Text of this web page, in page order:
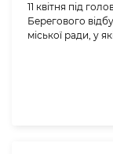
11 квітня під
Берегового
міської ради, у